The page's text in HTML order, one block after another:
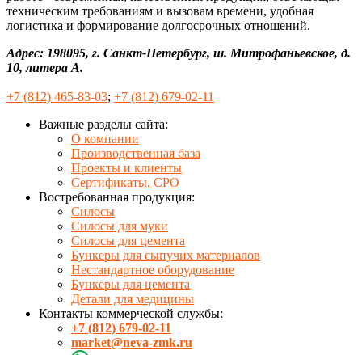
техническим требованиям и вызовам времени, удобная
логистика и формирование долгосрочных отношений.
Адрес: 198095, г. Санкт-Петербург, ш. Митрофаньевское, д.
10, литера А.
+7 (812) 465-83-03; +7 (812) 679-02-11
Важные разделы сайта:
О компании
Производственная база
Проекты и клиенты
Сертификаты, СРО
Востребованная продукция:
Силосы
Силосы для муки
Силосы для цемента
Бункеры для сыпучих материалов
Нестандартное оборудование
Бункеры для цемента
Детали для медицины
Контакты коммерческой службы:
+7 (812) 679-02-11
market@neva-zmk.ru